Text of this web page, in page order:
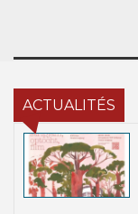
ACTUALITÉS